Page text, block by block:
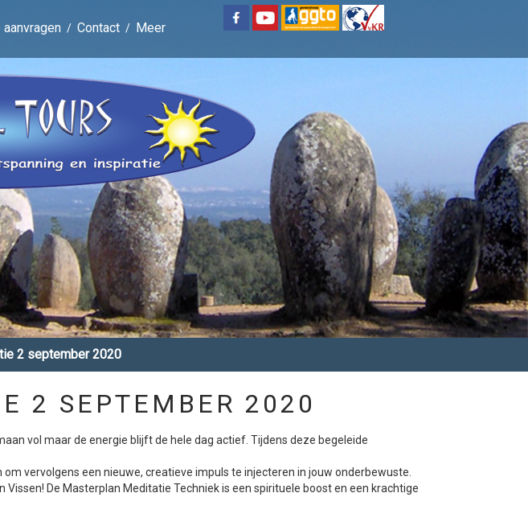
aanvragen Contact Meer
2 september 2020
2 SEPTEMBER 2020
vol maar de energie blijft de hele dag actief. Tijdens deze begeleide
vervolgens een nieuwe, creatieve impuls te injecteren in jouw onderbewuste.
De Masterplan Meditatie Techniek is een spirituele boost en een krachtige